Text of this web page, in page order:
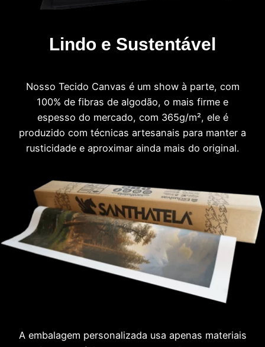
Lindo e Sustentável
Nosso Tecido Canvas é um show à parte, com
100% de fibras de algodão, o mais firme e
espesso do mercado, com 365g/m², ele é
produzido com técnicas artesanais para manter a
rusticidade e aproximar ainda mais do original.
A embalagem personalizada usa apenas materiais